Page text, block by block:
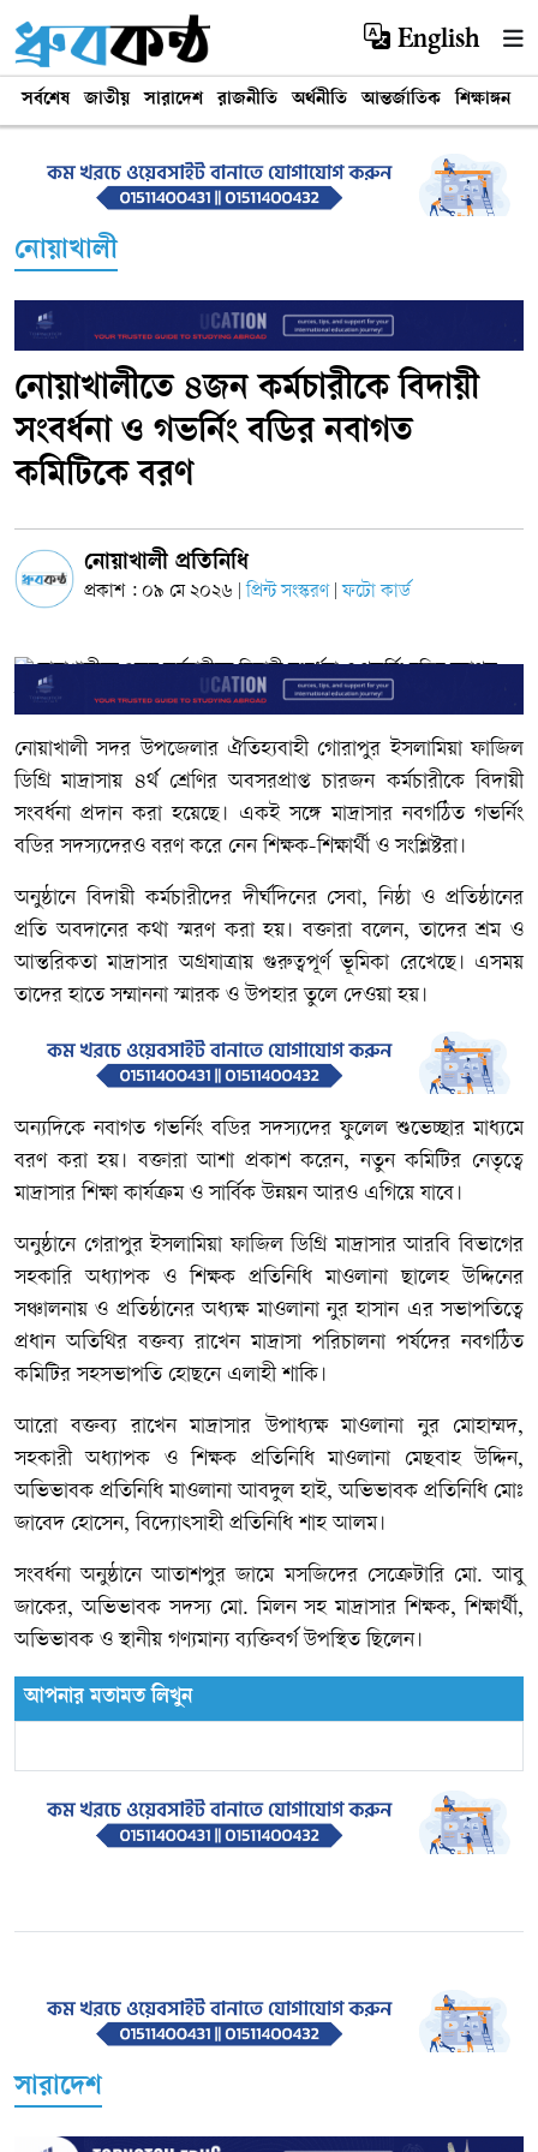
English
সর্বশেষ জাতীয় সারাদেশ রাজনীতি অর্থনীতি আন্তর্জাতিক শিক্ষাঙ্গন
নোয়াখালী
নোয়াখালীতে ৪জন কর্মচারীকে বিদায়ী
সংবর্ধনা ও গভর্নিং বডির নবাগত
কমিটিকে বরণ
নোয়াখালী প্রতিনিধি
প্রকাশ : ০৯ মে ২০২৬ প্রিন্ট সংস্করণ ফটো কার্ড
নোয়াখালী সদর উপজেলার ঐতিহ্যবাহী গোরাপুর ইসলামিয়া ফাজিল
ডিগ্রি মাদ্রাসায় ৪র্থ শ্রেণির অবসরপ্রাপ্ত চারজন কর্মচারীকে বিদায়ী
সংবর্ধনা প্রদান করা হয়েছে। একই সঙ্গে মাদ্রাসার নবগঠিত গভর্নিং
বডির সদস্যদেরও বরণ করে নেন শিক্ষক-শিক্ষার্থী ও সংশ্লিষ্টরা।
অনুষ্ঠানে বিদায়ী কর্মচারীদের দীর্ঘদিনের সেবা, নিষ্ঠা ও প্রতিষ্ঠানের
প্রতি অবদানের কথা স্মরণ করা হয়। বক্তারা বলেন, তাদের শ্রম ও
আন্তরিকতা মাদ্রাসার অগ্রযাত্রায় গুরুত্বপূর্ণ ভূমিকা রেখেছে। এসময়
তাদের হাতে সম্মাননা স্মারক ও উপহার তুলে দেওয়া হয়।
অন্যদিকে নবাগত গভর্নিং বডির সদস্যদের ফুলেল শুভেচ্ছার মাধ্যমে
বরণ করা হয়। বক্তারা আশা প্রকাশ করেন, নতুন কমিটির নেতৃত্বে
মাদ্রাসার শিক্ষা কার্যক্রম ও সার্বিক উন্নয়ন আরও এগিয়ে যাবে।
অনুষ্ঠানে গেরাপুর ইসলামিয়া ফাজিল ডিগ্রি মাদ্রাসার আরবি বিভাগের
সহকারি অধ্যাপক ও শিক্ষক প্রতিনিধি মাওলানা ছালেহ উদ্দিনের
সঞ্চালনায় ও প্রতিষ্ঠানের অধ্যক্ষ মাওলানা নুর হাসান এর সভাপতিত্বে
প্রধান অতিথির বক্তব্য রাখেন মাদ্রাসা পরিচালনা পর্ষদের নবগঠিত
কমিটির সহসভাপতি হোছনে এলাহী শাকি।
আরো বক্তব্য রাখেন মাদ্রাসার উপাধ্যক্ষ মাওলানা নুর মোহাম্মদ,
সহকারী অধ্যাপক ও শিক্ষক প্রতিনিধি মাওলানা মেছবাহ উদ্দিন,
অভিভাবক প্রতিনিধি মাওলানা আবদুল হাই, অভিভাবক প্রতিনিধি মোঃ
জাবেদ হোসেন, বিদ্যোৎসাহী প্রতিনিধি শাহ আলম।
সংবর্ধনা অনুষ্ঠানে আতাশপুর জামে মসজিদের সেক্রেটারি মো. আবু
জাকের, অভিভাবক সদস্য মো. মিলন সহ মাদ্রাসার শিক্ষক, শিক্ষার্থী,
অভিভাবক ও স্থানীয় গণ্যমান্য ব্যক্তিবর্গ উপস্থিত ছিলেন।
আপনার মতামত লিখুন
সারাদেশ